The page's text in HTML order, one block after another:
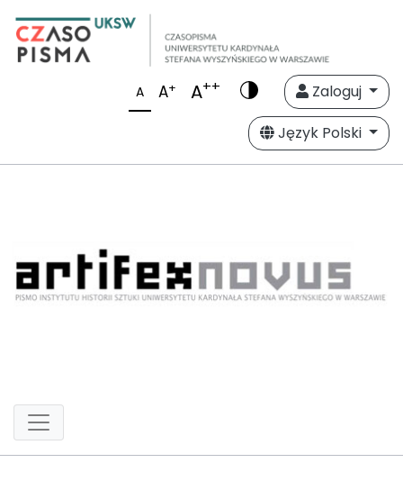
A A+ A++
Zaloguj
Język Polski